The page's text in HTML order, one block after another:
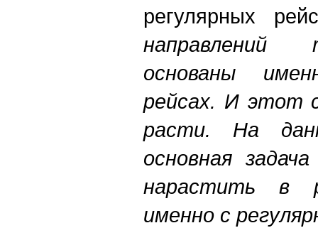
регулярных
направлений
основаны
рейсах. И этот
расти. На
основная
нарастить в
именно с